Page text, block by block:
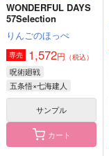
仮面を外した夢を見る
黒談屋
2,829円（税込）
WONDERFUL DAYS
57Selection
りんごのほっぺ
専売 1,572円 （税込）
呪術廻戦
五条悟×七海建人
サンプル
カート